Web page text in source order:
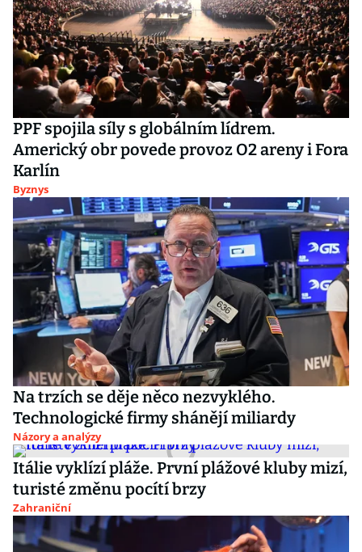
PPF spojila síly s globálním lídrem.
Americký obr povede provoz O2 areny i Fora
Karlín
Byznys
Na trzích se děje něco nezvyklého.
Technologické firmy shánějí miliardy
Názory a analýzy
Itálie vyklízí pláže. První plážové kluby mizí,
turisté změnu pocítí brzy
Zahraniční